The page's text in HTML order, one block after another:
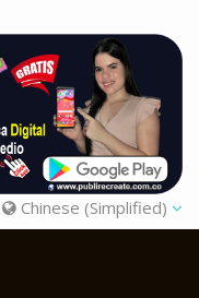
Chinese (Simplified)